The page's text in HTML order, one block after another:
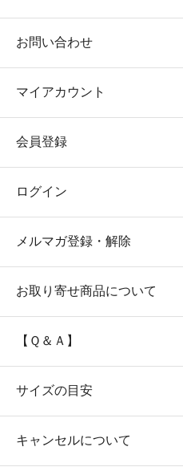
お問い合わせ
マイアカウント
会員登録
ログイン
メルマガ登録・解除
お取り寄せ商品について
【Ｑ＆Ａ】
サイズの目安
キャンセルについて